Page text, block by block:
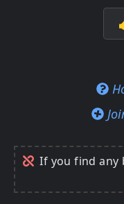
If you find any